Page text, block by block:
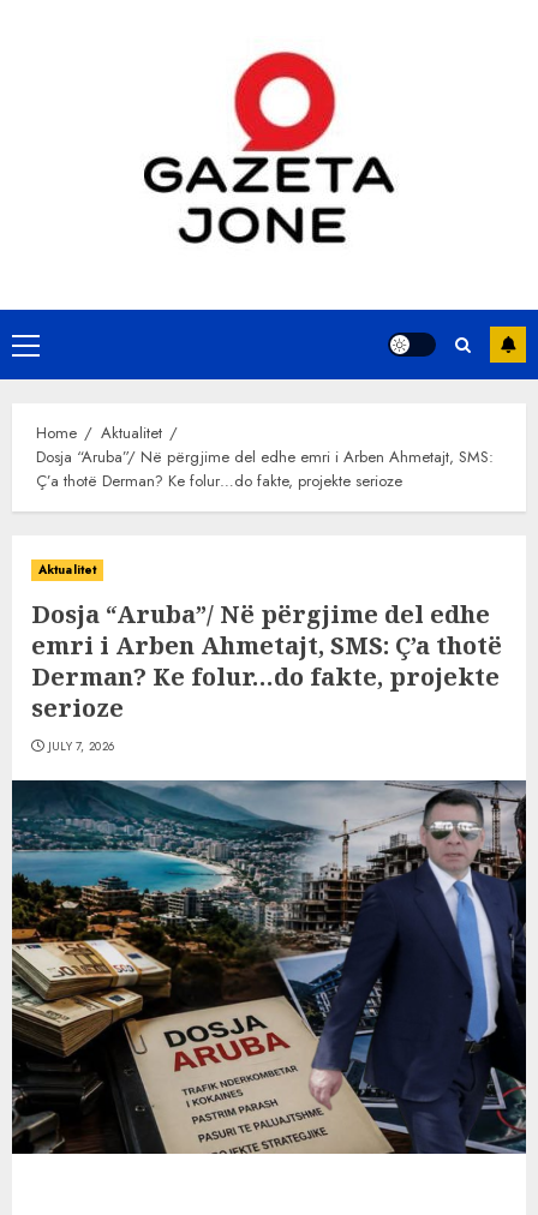
Primary
Menu
Home
Aktualitet
Dosja “Aruba”/ Në përgjime del edhe emri i Arben Ahmetajt, SMS:
Ç’a thotë Derman? Ke folur…do fakte, projekte serioze
Aktualitet
Dosja “Aruba”/ Në përgjime del edhe
emri i Arben Ahmetajt, SMS: Ç’a thotë
Derman? Ke folur…do fakte, projekte
serioze
JULY 7, 2026